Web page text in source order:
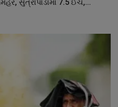
સુત્રાપાડામાં 7.5 ઈંચ,...